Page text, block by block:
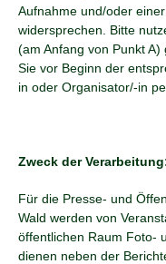
Aufnahme und/oder
widersprechen. Bitte
(am Anfang von Punkt
Sie vor Beginn der
in oder Organisator/-in
Zweck der
Für die Presse- und
Wald werden von
öffentlichen Raum Foto-
dienen neben der